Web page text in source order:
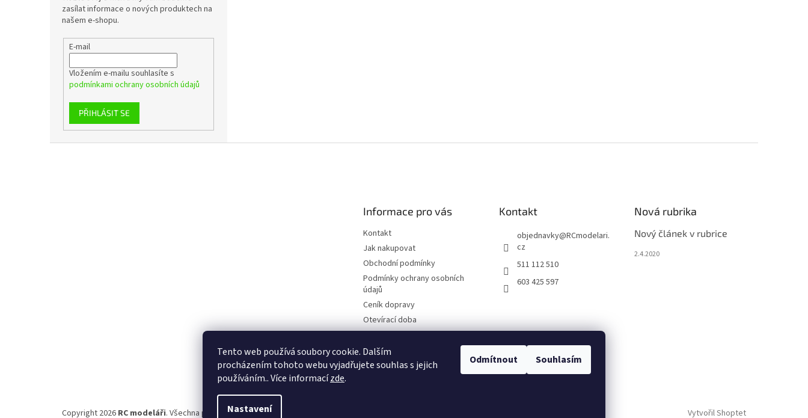
Tento web používá soubory cookie. Dalším
procházením tohoto webu vyjadřujete souhlas s jejich
používáním.. Více informacízde.
Nastavení
Odmítnout Souhlasím
zasílat informace o nových produktech na
našem e-shopu.
E-mail
Vložením e-mailu souhlasíte s
podmínkami ochrany osobních údajů
PŘIHLÁSIT SE
Informace pro vás
Kontakt
Jak nakupovat
Obchodní podmínky
Podmínky ochrany osobních
údajů
Ceník dopravy
Otevírací doba
Reklamační list
Moje objednávka
Kontakt
objednavky@RCmodelari.
cz
511 112 510
603 425 597
Nová rubrika
Nový článek v rubrice
2.4.2020
Vytvořil Shoptet
Copyright 2026 RC modeláři. Všechna práva vyhrazena.